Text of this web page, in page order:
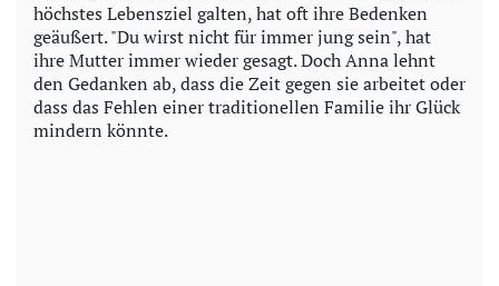
höchstes Lebensziel galten, hat oft ihre Bedenken
geäußert. "Du wirst nicht für immer jung sein", hat
ihre Mutter immer wieder gesagt. Doch Anna lehnt
den Gedanken ab, dass die Zeit gegen sie arbeitet oder
dass das Fehlen einer traditionellen Familie ihr Glück
mindern könnte.